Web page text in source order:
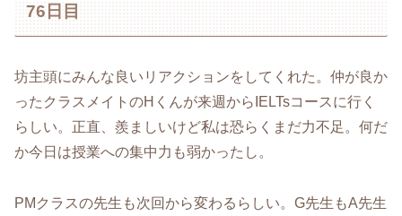
76日目
坊主頭にみんな良いリアクションをしてくれた。仲が良か
ったクラスメイトのHくんが来週からIELTsコースに行く
らしい。正直、羨ましいけど私は恐らくまだ力不足。何だ
か今日は授業への集中力も弱かったし。
PMクラスの先生も次回から変わるらしい。G先生もA先生